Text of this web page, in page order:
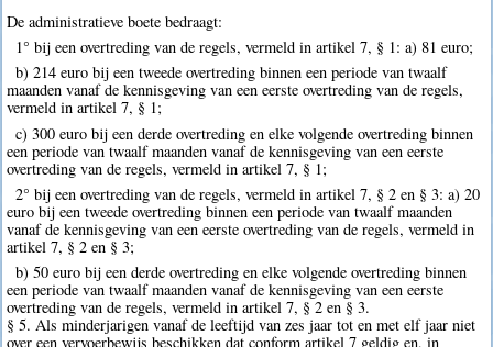
De administratieve boete bedraagt:
1° bij een overtreding van de regels, vermeld in artikel 7, § 1: a) 81 euro;
b) 214 euro bij een tweede overtreding binnen een periode van twaalf
maanden vanaf de kennisgeving van een eerste overtreding van de regels,
vermeld in artikel 7, § 1;
c) 300 euro bij een derde overtreding en elke volgende overtreding binnen
een periode van twaalf maanden vanaf de kennisgeving van een eerste
overtreding van de regels, vermeld in artikel 7, § 1;
2° bij een overtreding van de regels, vermeld in artikel 7, § 2 en § 3: a) 20
euro bij een tweede overtreding binnen een periode van twaalf maanden
vanaf de kennisgeving van een eerste overtreding van de regels, vermeld in
artikel 7, § 2 en § 3;
b) 50 euro bij een derde overtreding en elke volgende overtreding binnen
een periode van twaalf maanden vanaf de kennisgeving van een eerste
overtreding van de regels, vermeld in artikel 7, § 2 en § 3.
§ 5. Als minderjarigen vanaf de leeftijd van zes jaar tot en met elf jaar niet
over een vervoerbewijs beschikken dat conform artikel 7 geldig en, in